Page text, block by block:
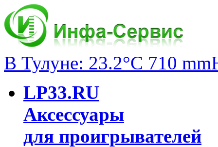
В Тулуне: 23.2°C 710
LP33.RU
Аксессуары
для проигрывателей